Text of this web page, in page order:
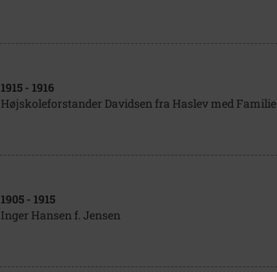
1915 - 1916
Højskoleforstander Davidsen fra Haslev med Familie
1905 - 1915
Inger Hansen f. Jensen